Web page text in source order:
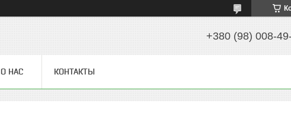
+380 (98) 008-
О НАС КОНТАКТЫ